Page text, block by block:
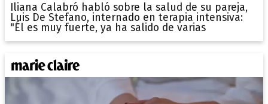
Iliana Calabró habló sobre la salud de su pareja,
Luis De Stefano, internado en terapia intensiva:
"Él es muy fuerte, ya ha salido de varias